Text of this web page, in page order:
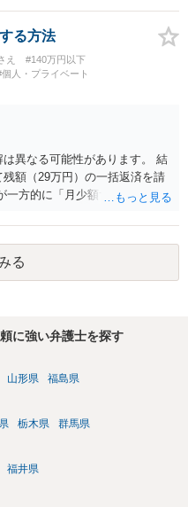
場合には、チケット引渡し以
このように、本件の紛争は、
にあるのかを追求した解決が
い問題なので、弁護士によっ
れますが、まずは後払い決済
拠の写しとともに）支払拒絶
を行ってきた場合には全面的に
と思います。弁護士会の相談
（消費者保護委員会に所属し
る方法
え
#140万円以下
個人・プライベート
異なる可能性があります。 結
額（29万円）の一括返済を請
一方的に「月少額ずつ返す」と
過ぎているため、一括返済を
以下の手順で進めるのが効果的
のメッセージ等で「分割
括払いを求める」旨を明確に
。 相手が購入した高額商品
い場合は法的措置を辞さない姿
す。
る
に強い弁護士を探す
山形県 福島県
栃木県 群馬県
福井県